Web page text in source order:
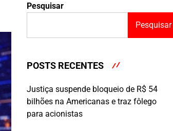
Pesquisar
Pesquisar
POSTS RECENTES
Justiça suspende bloqueio de R$ 54
bilhões na Americanas e traz fôlego
para acionistas